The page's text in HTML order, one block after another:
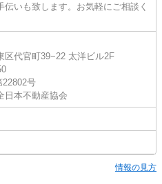
いも致します。お気軽にご相談く
区代官町39−22 太洋ビル2F
22802号
本不動産協会
情報の見方